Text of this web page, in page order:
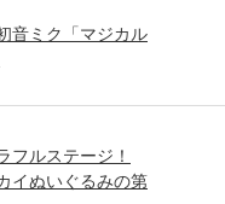
音ミク「マジカル
フルステージ！
イぬいぐるみの第